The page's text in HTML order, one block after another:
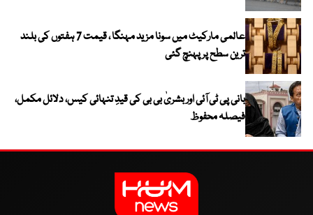
عالمی مارکیٹ میں سونا مزید مہنگا ، قیمت 7 ہفتوں کی بلند
ترین سطح پر پہنچ گئی
بانی پی ٹی آئی اور بشریٰ بی بی کی قیدِ تنہائی کیس، دلائل مکمل،
فیصلہ محفوظ